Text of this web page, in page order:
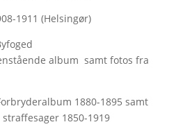
1911 (Helsingør)
album samt fotos fra
1880-1895 samt
1850-1919